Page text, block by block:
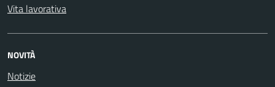
Vita lavorativa
NOVITÀ
Notizie